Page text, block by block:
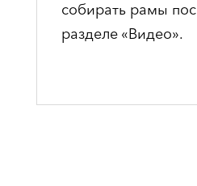
собирать рамы
разделе «Видео».